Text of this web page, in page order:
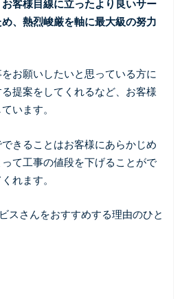
お客様目線に立ったより良いサー
、熱烈峻厳を軸に最大級の努力
お願いしたいと思っている方に
提案をしてくれるなど、お客様
います。
きることはお客様にあらかじめ
て工事の値段を下げることがで
れます。
スさんをおすすめする理由のひと